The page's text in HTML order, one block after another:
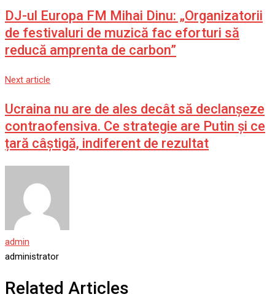
DJ-ul Europa FM Mihai Dinu: „Organizatorii
de festivaluri de muzică fac eforturi să
reducă amprenta de carbon”
Next article
Ucraina nu are de ales decât să declanșeze
contraofensiva. Ce strategie are Putin și ce
țară câștigă, indiferent de rezultat
admin
administrator
Related Articles